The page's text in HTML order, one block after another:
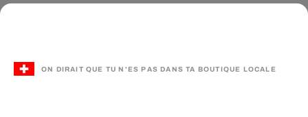
Nouveau
ON DIRAIT QUE TU N'ES PAS DANS TA BOUTIQUE LOCALE